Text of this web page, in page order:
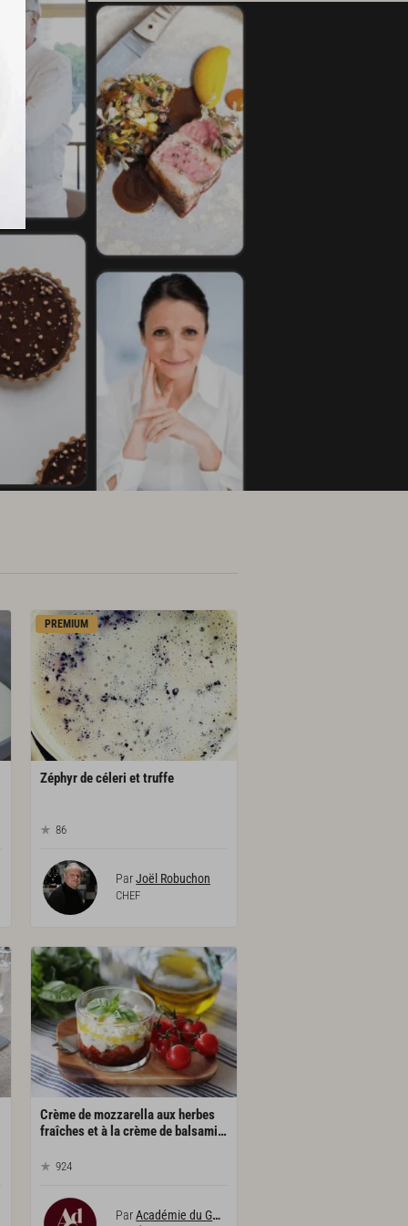
PREMIUM
Zéphyrdecéleri ettruffe
86
ParJoël Robuchon
CHEF
Crème de mozzarella aux herbes
fraîches et à la crème de balsamique
924
ParAcadémie du Goût